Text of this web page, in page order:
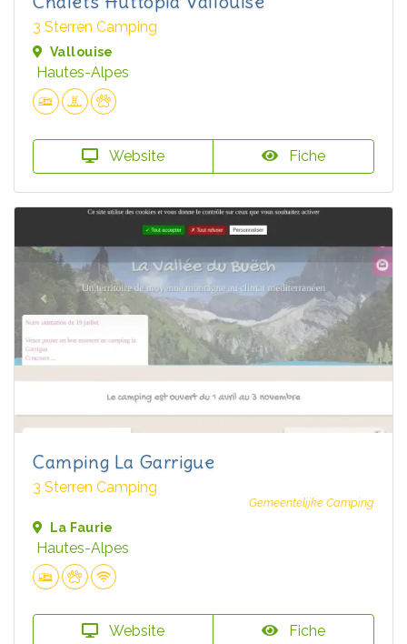
3 Sterren Camping
Vallouise
Hautes-Alpes
Website Fiche
Camping La Garrigue
3 Sterren Camping
Gemeentelijke Camping
La Faurie
Hautes-Alpes
Website Fiche